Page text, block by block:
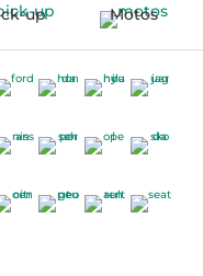
up Motos